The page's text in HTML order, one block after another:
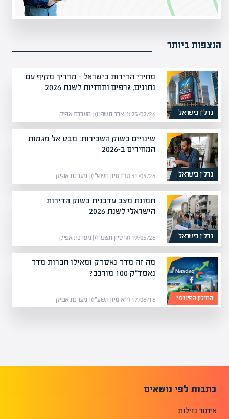
הנצפות ביותר
נדל”ן בישראל
מחירי הדירות בישראל – מדריך מקיף עם
נתונים, גרפים ותחזיות לשנת 2026
23/02/26 (ו׳ אדר תשפ״ו) | מערכת אפיק
נדל”ן בישראל
שינויים בשוק השכירות: מבט אל מגמות
המחירים ב-2026
31/05/26 (ט״ו סיון תשפ״ו) | מערכת אפיק
נדל”ן בישראל
תמונת מצב עדכנית בשוק הדירות
הישראלי לשנת 2026
19/05/26 (ג׳ סיון תשפ״ו) | מערכת אפיק
המילון הפיננסי
מה זה מדד נאסדק ומאילו חברות מדד
נאסד"ק 100 מורכב?
17/06/16 (י״א סיון תשע״ו) | מערכת אפיק
כתבות לפי נושאים
איתור נזילות